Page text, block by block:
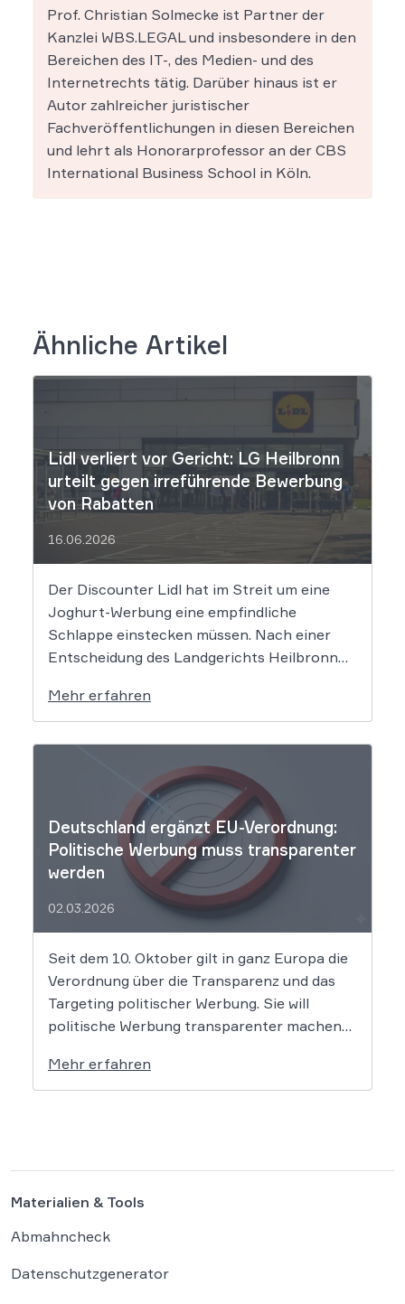
Prof. Christian Solmecke ist Partner der
Kanzlei WBS.LEGAL und insbesondere in den
Bereichen des IT-, des Medien- und des
Internetrechts tätig. Darüber hinaus ist er
Autor zahlreicher juristischer
Fachveröffentlichungen in diesen Bereichen
und lehrt als Honorarprofessor an der CBS
International Business School in Köln.
Ähnliche Artikel
Lidl verliert vor Gericht: LG Heilbronn
urteilt gegen irreführende Bewerbung
von Rabatten
16.06.2026
Der Discounter Lidl hat im Streit um eine
Joghurt-Werbung eine empfindliche
Schlappe einstecken müssen. Nach einer
Entscheidung des Landgerichts Heilbronn
wenn er Produkte als „Aktion“ mit massiven
Rabatten bewirbt, die Preise in Wahrheit
aber nie zuvor selbst verlangt hat. Das Urteil
setzt klare Grenzen […]
Mehr erfahren
Deutschland ergänzt EU-Verordnung:
Politische Werbung muss transparenter
werden
02.03.2026
Seit dem 10. Oktober gilt in ganz Europa die
Verordnung über die Transparenz und das
Targeting politischer Werbung. Sie will
politische Werbung transparenter machen
sensibler Daten. Die Regierung will die
Verordnung in Deutschland nun ergänzen.
Mehr erfahren
Materialien & Tools
Abmahncheck
Datenschutzgenerator